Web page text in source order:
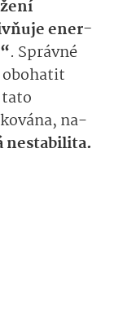
ener­
“. Správné
na­
nestabilita.